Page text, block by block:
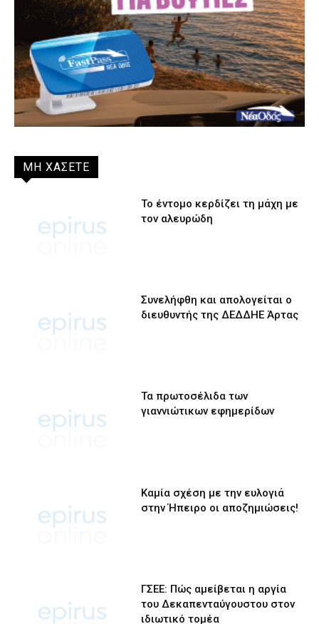
ΜΗ ΧΑΣΕΤΕ
Το έντομο κερδίζει τη μάχη με
τον αλευρώδη
Συνελήφθη και απολογείται ο
διευθυντής της ΔΕΔΔΗΕ Άρτας
Τα πρωτοσέλιδα των
γιαννιώτικων εφημερίδων
Καμία σχέση με την ευλογιά
στην Ήπειρο οι αποζημιώσεις!
ΓΣΕΕ: Πώς αμείβεται η αργία
του Δεκαπενταύγουστου στον
ιδιωτικό τομέα